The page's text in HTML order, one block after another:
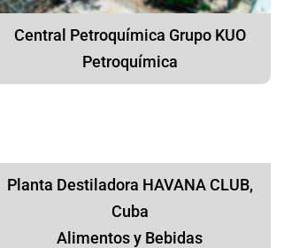
Central Petroquímica Grupo KUO
Petroquímica
Planta Destiladora HAVANA CLUB,
Cuba
Alimentos y Bebidas